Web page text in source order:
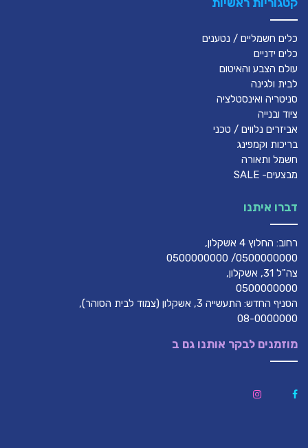
קטגוריות ראשיות
כלים חשמליים / נטענים
כלים ידניים
עולם הצבע והאיטום
לבית ולגינה
סניטריה ואינסטלציה
ציוד ובנייה
אביזרים נלווים / טכני
בריכות וקמפינג
חשמל ותאורה
מבצעים- SALE
דברו איתנו
רחוב: החלוץ 4 אשקלון,
0500000000/ 0500000000
צה"ל 31, אשקלון,
0500000000
הסניף החדש: התעשייה 3, אשקלון (צמוד לבית הסוהר),
08-0000000
מוזמנים לבקר אותנו גם ב